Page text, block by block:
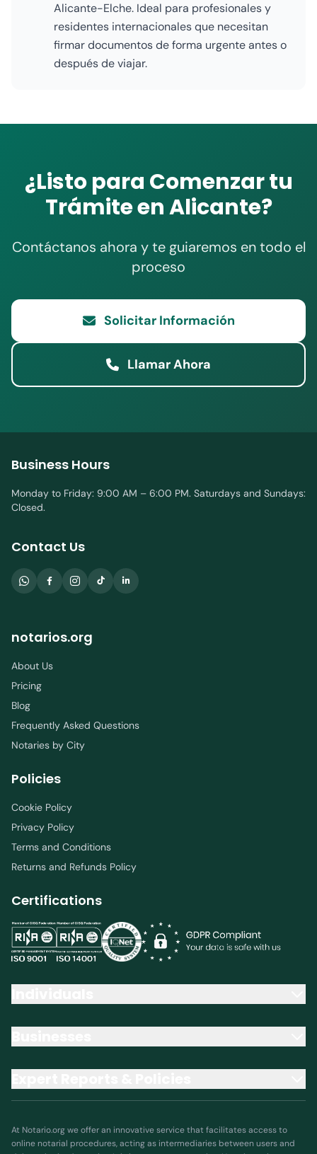
Alicante-Elche. Ideal para profesionales y
residentes internacionales que necesitan
firmar documentos de forma urgente antes o
después de viajar.
¿Listo para Comenzar tu
Trámite en Alicante?
Contáctanos ahora y te guiaremos en todo el
proceso
Solicitar Información
Llamar Ahora
Business Hours
Monday to Friday: 9:00 AM – 6:00 PM. Saturdays and Sundays:
Closed.
Contact Us
notarios.org
About Us
Pricing
Blog
Frequently Asked Questions
Notaries by City
Policies
Cookie Policy
Privacy Policy
Terms and Conditions
Returns and Refunds Policy
Certifications
At Notario.org we offer an innovative service that facilitates access to
online notarial procedures, acting as intermediaries between users and